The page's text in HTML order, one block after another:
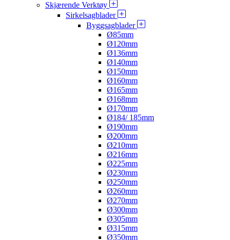
Skjærende Verktøy
Sirkelsagblader
Byggsagblader
Ø85mm
Ø120mm
Ø136mm
Ø140mm
Ø150mm
Ø160mm
Ø165mm
Ø168mm
Ø170mm
Ø184/ 185mm
Ø190mm
Ø200mm
Ø210mm
Ø216mm
Ø225mm
Ø230mm
Ø250mm
Ø260mm
Ø270mm
Ø300mm
Ø305mm
Ø315mm
Ø350mm